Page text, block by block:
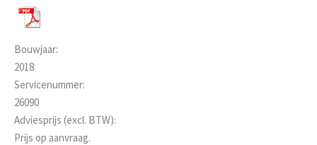
Bouwjaar:
2018
Servicenummer:
26090
Adviesprijs (excl. BTW):
Prijs op aanvraag.